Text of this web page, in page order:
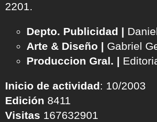
2201.
Depto. Publicidad |
Arte & Diseño | Gabriel
Produccion Gral. |
Inicio de actividad: 10/2003
Edición 8411
Visitas 167632901